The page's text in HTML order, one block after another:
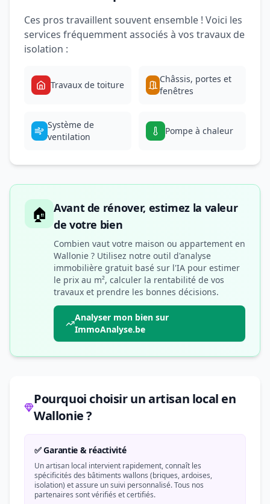
Ces pros travaillent souvent ensemble ! Voici les
services fréquemment associés à vos travaux de
isolation :
Travaux de toiture
Châssis, portes et
fenêtres
Système de
ventilation
Pompe à chaleur
🏠 Avant de rénover, estimez la valeur
de votre bien
Combien vaut votre maison ou appartement en
Wallonie ? Utilisez notre outil d'analyse
immobilière gratuit basé sur l'IA pour estimer
le prix au m², calculer la rentabilité de vos
travaux et prendre les bonnes décisions.
Analyser mon bien sur
ImmoAnalyse.be
Pourquoi choisir un artisan local en
Wallonie ?
✅ Garantie & réactivité
Un artisan local intervient rapidement, connaît les
spécificités des bâtiments wallons (briques, ardoises,
isolation) et assure un suivi personnalisé. Tous nos
partenaires sont vérifiés et certifiés.